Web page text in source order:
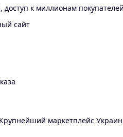
к миллионам
сайт
маркетплейс